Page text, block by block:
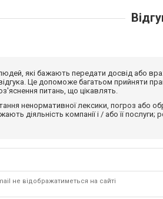
людей, які бажають передати досвід або
Це допоможе багатьом прийняти
питань, що цікавлять.
ненормативної лексики, погроз або
діяльність компанії і / або її
не відображатиметься на сайті